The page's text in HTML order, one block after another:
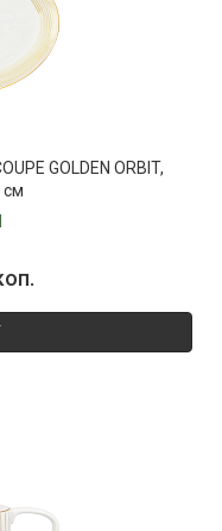
GOLDEN ORBIT,
см